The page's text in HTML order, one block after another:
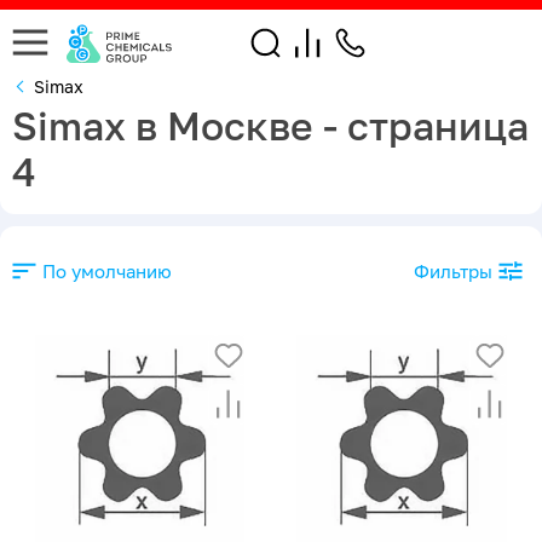
Simax
Simax в Москве - страница
4
По умолчанию Фильтры